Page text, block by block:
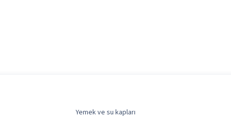
Yemek ve su kapları